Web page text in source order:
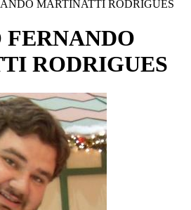
MARTINATTI RODRIGUES
RODRIGUES